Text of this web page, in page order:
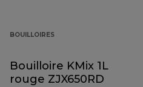
BOUILLOIRES
Bouilloire KMix 1L
rouge ZJX650RD